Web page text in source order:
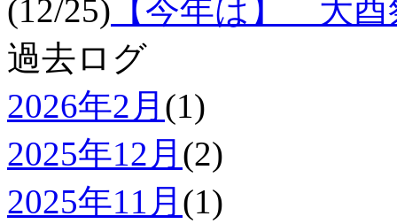
(12/25) 【今年は】 大
過去ログ
2026年2月 (1)
2025年12月 (2)
2025年11月 (1)